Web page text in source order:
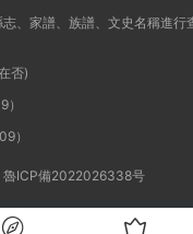
、家譜、族譜、文史名稱進行
否)
）
魯ICP備2022026338号